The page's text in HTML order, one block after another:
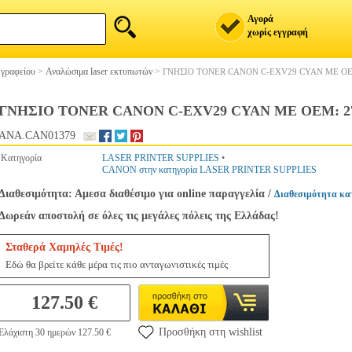
Αγορά
χωρίς εγγραφή
> Αναλώσιμα laser εκτυπωτών > ΓΝΗΣΙΟ TONER CANON C-EXV29 CYAN ΜΕ
TONER CANON C-EXV29 CYAN ΜΕ OEM:
Κατηγορία LASER PRINTER SUPPLIES •
CANON στην κατηγορία LASER PRINTER SUPPLIES
Αμεσα διαθέσιμο για online παραγγελία / Διαθεσιμότητα
αποστολή σε όλες τις μεγάλες πόλεις της Ελλάδας!
Σταθερά Χαμηλές Τιμές!
Εδώ θα βρείτε κάθε μέρα τις πιο ανταγωνιστικές τιμές
127.50 €
30 ημερών 127.50 € Προσθήκη στη wishlist